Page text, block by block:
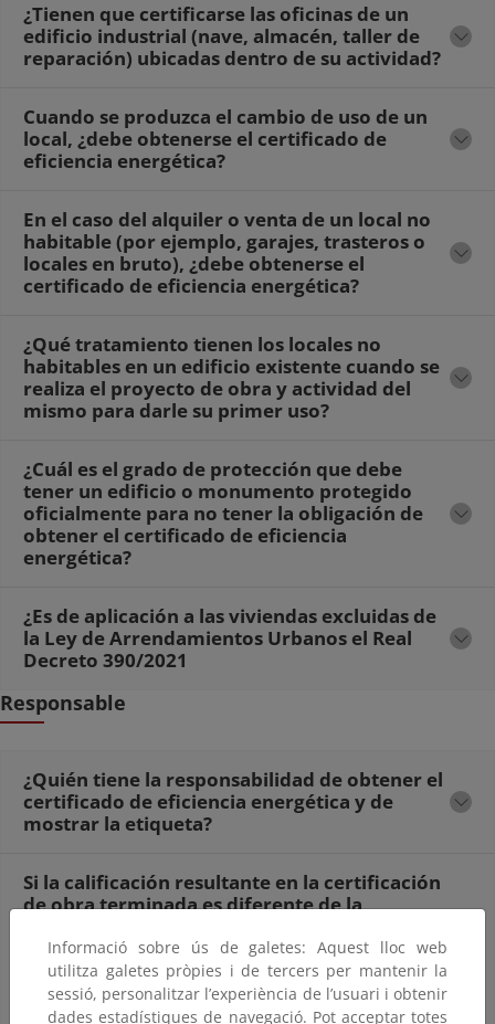
¿Tienen que certificarse las oficinas de un
edificio industrial (nave, almacén, taller de
reparación) ubicadas dentro de su actividad?
Cuando se produzca el cambio de uso de un
local, ¿debe obtenerse el certificado de
eficiencia energética?
En el caso del alquiler o venta de un local no
habitable (por ejemplo, garajes, trasteros o
locales en bruto), ¿debe obtenerse el
certificado de eficiencia energética?
¿Qué tratamiento tienen los locales no
habitables en un edificio existente cuando se
realiza el proyecto de obra y actividad del
mismo para darle su primer uso?
¿Cuál es el grado de protección que debe
tener un edificio o monumento protegido
oficialmente para no tener la obligación de
obtener el certificado de eficiencia
energética?
¿Es de aplicación a las viviendas excluidas de
la Ley de Arrendamientos Urbanos el Real
Decreto 390/2021
Responsable
¿Quién tiene la responsabilidad de obtener el
certificado de eficiencia energética y de
mostrar la etiqueta?
Si la calificación resultante en la certificación
de obra terminada es diferente de la
externo avalado por la comunidad
autónoma; el promotor o propietario
presenta alegaciones que no se resuelven
favorablemente, y mientras tanto el
Informació sobre ús de galetes: Aquest lloc web
utilitza galetes pròpies i de tercers per mantenir la
sessió, personalitzar l’experiència de l’usuari i obtenir
dades estadístiques de navegació. Pot acceptar totes